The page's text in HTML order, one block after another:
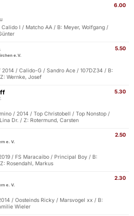
6.00
I / Matcho AA / B: Meyer, Wolfgang /
5.50
e.V.
2014 / Calido-G / Sandro Ace / 107DZ34 / B:
Wernke, Josef
5.30
/ 2014 / Top Christobell / Top Nonstop /
Dr. / Z: Rotermund, Carsten
2.50
e. V.
/ FS Maracaibo / Principal Boy / B:
Rosendahl, Markus
2.30
e. V.
/ Oosteinds Ricky / Marsvogel xx / B:
Wieler